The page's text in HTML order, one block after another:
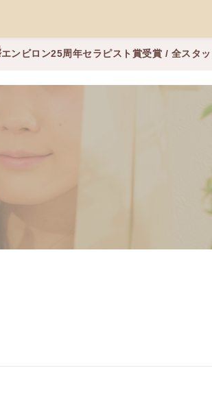
エンビロン25周年セラピスト賞受賞 / 全スタ